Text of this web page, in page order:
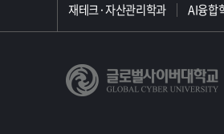
재테크·자산관리학과
AI융합